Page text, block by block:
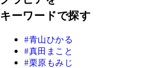
キーワードで探す
青山ひかる
真田まこと
栗原もみじ